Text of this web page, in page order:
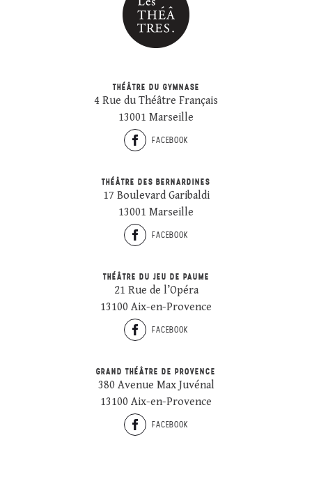
THÉÂTRE DU GYMNASE
4 Rue du Théâtre Français
13001 Marseille
FACEBOOK
THÉÂTRE DES BERNARDINES
17 Boulevard Garibaldi
13001 Marseille
FACEBOOK
THÉÂTRE DU JEU DE PAUME
21 Rue de l’Opéra
13100 Aix-en-Provence
FACEBOOK
GRAND THÉÂTRE DE PROVENCE
380 Avenue Max Juvénal
13100 Aix-en-Provence
FACEBOOK